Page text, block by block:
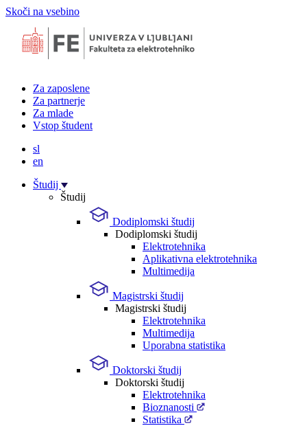
Skoči na vsebino
Za zaposlene
Za partnerje
Za mlade
Vstop študent
sl
en
Študij
Študij
Dodiplomski študij
Dodiplomski študij
Elektrotehnika
Aplikativna elektrotehnika
Multimedija
Magistrski študij
Magistrski študij
Elektrotehnika
Multimedija
Uporabna statistika
Doktorski študij
Doktorski študij
Elektrotehnika
Bioznanosti
Statistika